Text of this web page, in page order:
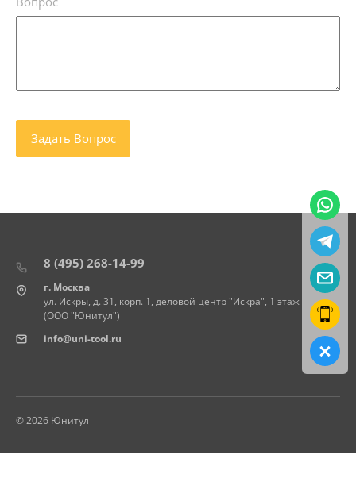
8 (495) 268-14-99
г. Москва
ул. Искры, д. 31, корп. 1, деловой центр "Искра", 1 этаж
(ООО "Юнитул")
info@uni-tool.ru
© 2026 Юнитул